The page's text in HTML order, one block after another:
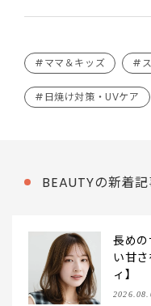
#ママ＆キッズ #
#日焼け対策・UVケア
BEAUTYの新着
長め
い甘
ィ】